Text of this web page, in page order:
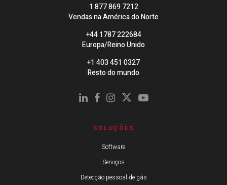
1 877 869 7212
Vendas na América do Norte
+44 1787 222684
Europa/Reino Unido
+1 403 451 0327
Resto do mundo
SOLUÇÕES
Software
Serviços
Detecção pessoal de gás